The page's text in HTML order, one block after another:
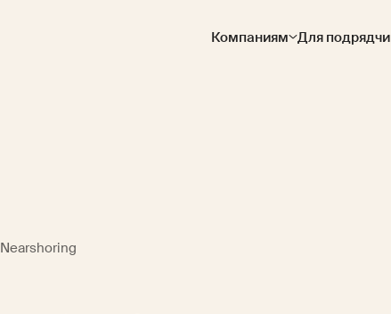
Компаниям Для
Nearshoring